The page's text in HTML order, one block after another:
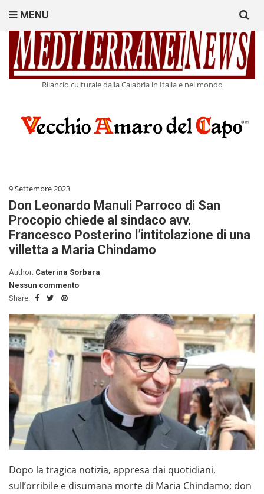
Rilancio culturale dalla Calabria in Italia e nel mondo
MENU
for:
9 Settembre 2023
Don Leonardo Manuli Parroco di San
Procopio chiede al sindaco avv.
Francesco Posterino l’intitolazione di una
villetta a Maria Chindamo
Author: Caterina Sorbara
Nessun commento
Share:
Dopo la tragica notizia, appresa dai quotidiani,
sull’orribile e disumana morte di Maria Chindamo; don